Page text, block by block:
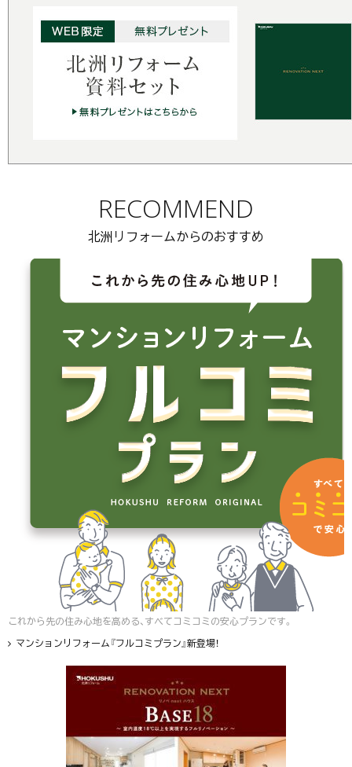
RECOMMEND
北洲リフォームからのおすすめ
これから先の住み心地を高める、すべてコミコミの安心プランです。
マンションリフォーム『フルコミプラン』新登場！